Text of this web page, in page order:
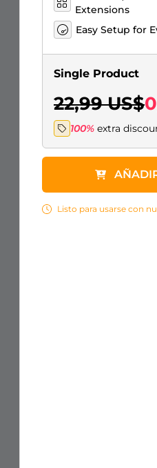
Extensions
Easy Setup for
Single Product
22,99 US$
100% extra
Listo para usarse con